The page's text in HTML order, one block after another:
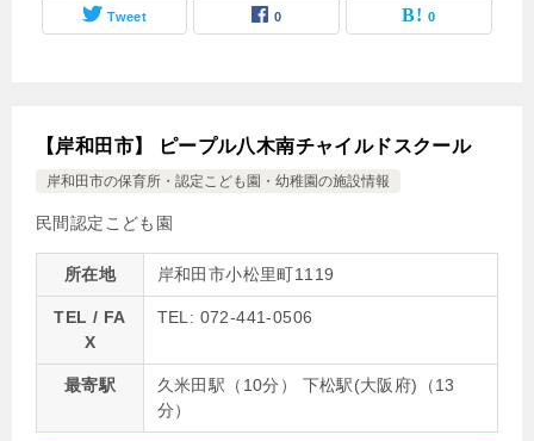
Tweet 0 0
【岸和田市】 ピープル八木南チャイルドスクール
岸和田市の保育所・認定こども園・幼稚園の施設情報
民間認定こども園
所在地 岸和田市小松里町1119
TEL / FA
X
TEL: 072-441-0506
最寄駅
久米田駅（10分） 下松駅(大阪府)（13
分）